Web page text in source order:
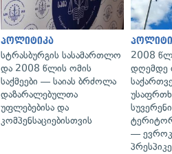
პოლიტიკა
სტრასბურგის სასამართლო
და 2008 წლის ომის
საქმეები — საიას ბრძოლა
დაზარალებულთა
უფლებებისა და
კომპენსაციებისთვის
2008
დღემდე
—